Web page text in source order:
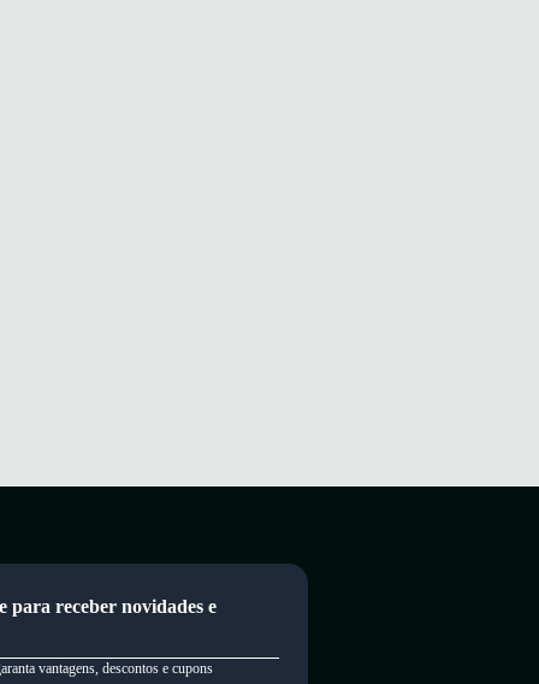
para receber novidades e
vantagens, descontos e cupons